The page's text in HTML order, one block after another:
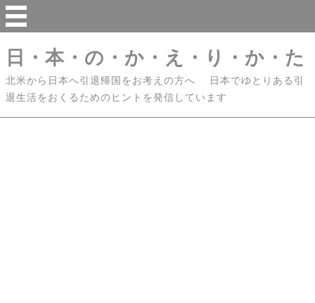
日・本・の・か・え・り・か・た
北米から日本へ引退帰国をお考えの方へ 日本でゆとりある引
退生活をおくるためのヒントを発信しています